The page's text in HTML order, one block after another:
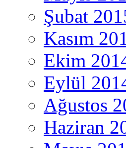
Şubat
Kasım
Ekim
Eylül
Ağustos
Haziran